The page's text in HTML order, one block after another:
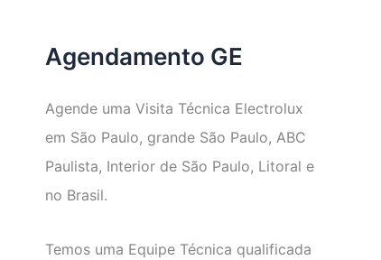
Agendamento GE
Agende uma Visita Técnica Electrolux
em São Paulo, grande São Paulo, ABC
Paulista, Interior de São Paulo, Litoral e
no Brasil.
Temos uma Equipe Técnica qualificada